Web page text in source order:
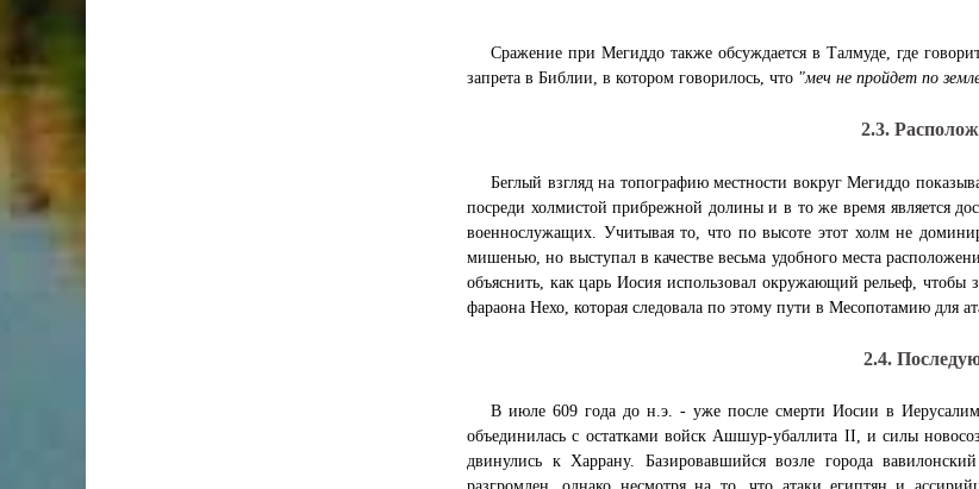
Сражение при Мегиддо также обсуждается в Талмуде, где
запрета в Библии, в котором говорилось, что "меч не пройдет по
2.3.
Беглый взгляд на топографию местности вокруг Мегиддо
посреди холмистой прибрежной долины и в то же время является
военнослужащих. Учитывая то, что по высоте этот холм не
мишенью, но выступал в качестве весьма удобного места
объяснить, как царь Иосия использовал окружающий рельеф, чтобы
фараона Нехо, которая следовала по этому пути в Месопотамию для
2.4.
В июле 609 года до н.э. - уже после смерти Иосии в
объединилась с остатками войск Ашшур-убаллита II, и силы
двинулись к Харрану. Базировавшийся возле города